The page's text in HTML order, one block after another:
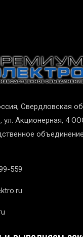
Свердловская
ул. Акционерная, 4
559